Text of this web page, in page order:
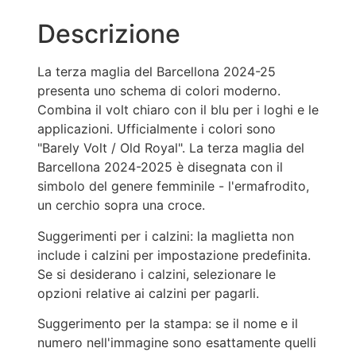
Descrizione
La terza maglia del Barcellona 2024-25
presenta uno schema di colori moderno.
Combina il volt chiaro con il blu per i loghi e le
applicazioni. Ufficialmente i colori sono
"Barely Volt / Old Royal". La terza maglia del
Barcellona 2024-2025 è disegnata con il
simbolo del genere femminile - l'ermafrodito,
un cerchio sopra una croce.
Suggerimenti per i calzini: la maglietta non
include i calzini per impostazione predefinita.
Se si desiderano i calzini, selezionare le
opzioni relative ai calzini per pagarli.
Suggerimento per la stampa: se il nome e il
numero nell'immagine sono esattamente quelli